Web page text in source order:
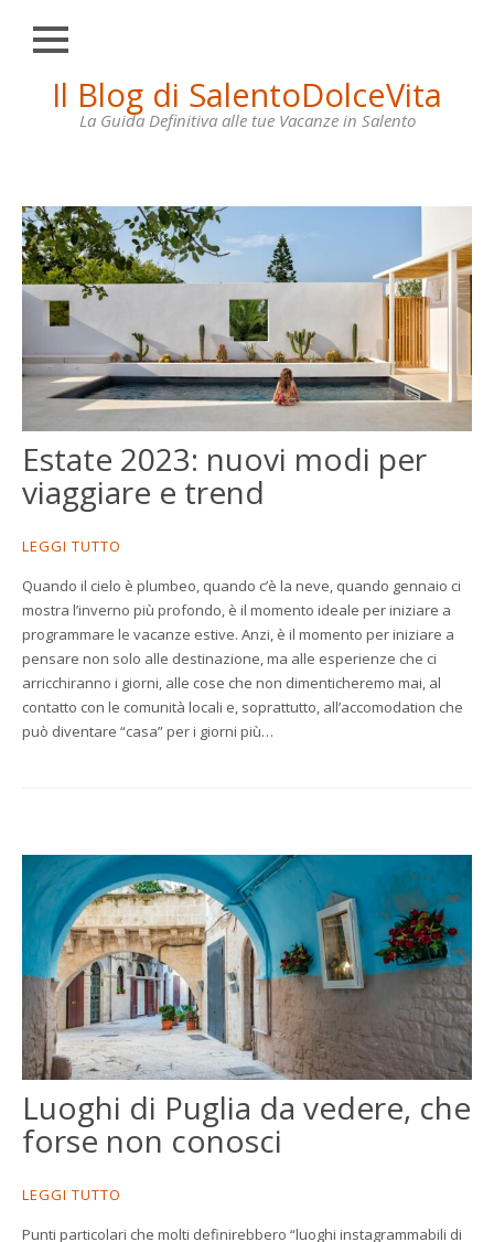
Il Blog di SalentoDolceVita
La Guida Definitiva alle tue Vacanze in Salento
Chiudi
HOME
OTRANTO
GALLIPOLI
SANTA
MARIA
LEUCA
VILLE
CONTATTI
ENGLISH
FRANÇAIS
Estate 2023: nuovi modi per
viaggiare e trend
LEGGI TUTTO
Quando il cielo è plumbeo, quando c’è la neve, quando gennaio ci
mostra l’inverno più profondo, è il momento ideale per iniziare a
programmare le vacanze estive. Anzi, è il momento per iniziare a
pensare non solo alle destinazione, ma alle esperienze che ci
arricchiranno i giorni, alle cose che non dimenticheremo mai, al
contatto con le comunità locali e, soprattutto, all’accomodation che
può diventare “casa” per i giorni più…
Luoghi di Puglia da vedere, che
forse non conosci
LEGGI TUTTO
Punti particolari che molti definirebbero “luoghi instagrammabili di